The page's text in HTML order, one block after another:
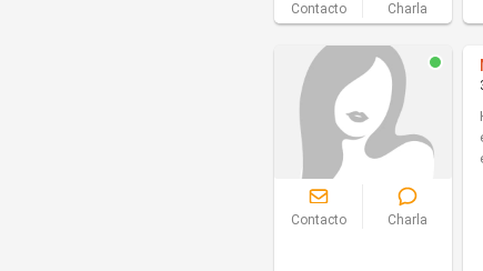
Contacto Charla
Contacto Charla